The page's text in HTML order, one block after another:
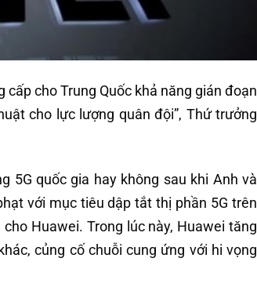
cho Trung Quốc khả năng gián đoạn
cho lực lượng quân đội”, Thứ trưởng
5G quốc gia hay không sau khi Anh và
với mục tiêu dập tắt thị phần 5G trên
Huawei. Trong lúc này, Huawei tăng
củng cố chuỗi cung ứng với hi vọng